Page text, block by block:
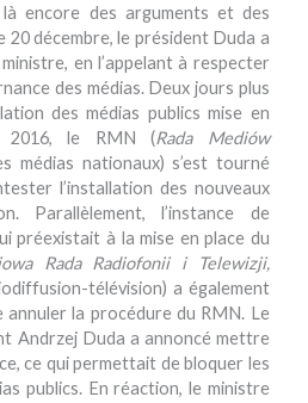
encore des arguments et des
20 décembre, le président Duda a
en l’appelant à respecter
des médias. Deux jours plus
des médias publics mise en
le RMN (Rada Mediów
médias nationaux) s’est tourné
l’installation des nouveaux
Parallèlement, l’instance de
préexistait à la mise en place du
Rada Radiofonii i Telewizji,
télévision) a également
la procédure du RMN. Le
Andrzej Duda a annoncé mettre
ce qui permettait de bloquer les
publics. En réaction, le ministre